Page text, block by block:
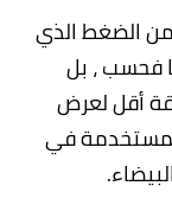
من الضغط الذي
فحسب ، بل
أقل لعرض
في